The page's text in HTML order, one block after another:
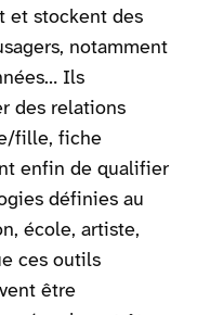
et stockent des
notamment
Ils
des relations
fille, fiche
enfin de qualifier
définies au
école, artiste,
ces outils
être